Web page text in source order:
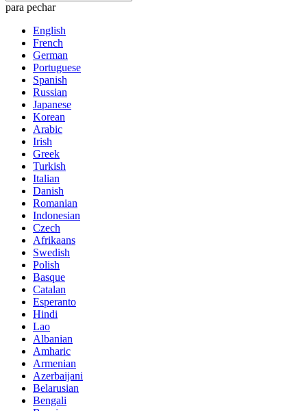
para pechar
English
French
German
Portuguese
Spanish
Russian
Japanese
Korean
Arabic
Irish
Greek
Turkish
Italian
Danish
Romanian
Indonesian
Czech
Afrikaans
Swedish
Polish
Basque
Catalan
Esperanto
Hindi
Lao
Albanian
Amharic
Armenian
Azerbaijani
Belarusian
Bengali